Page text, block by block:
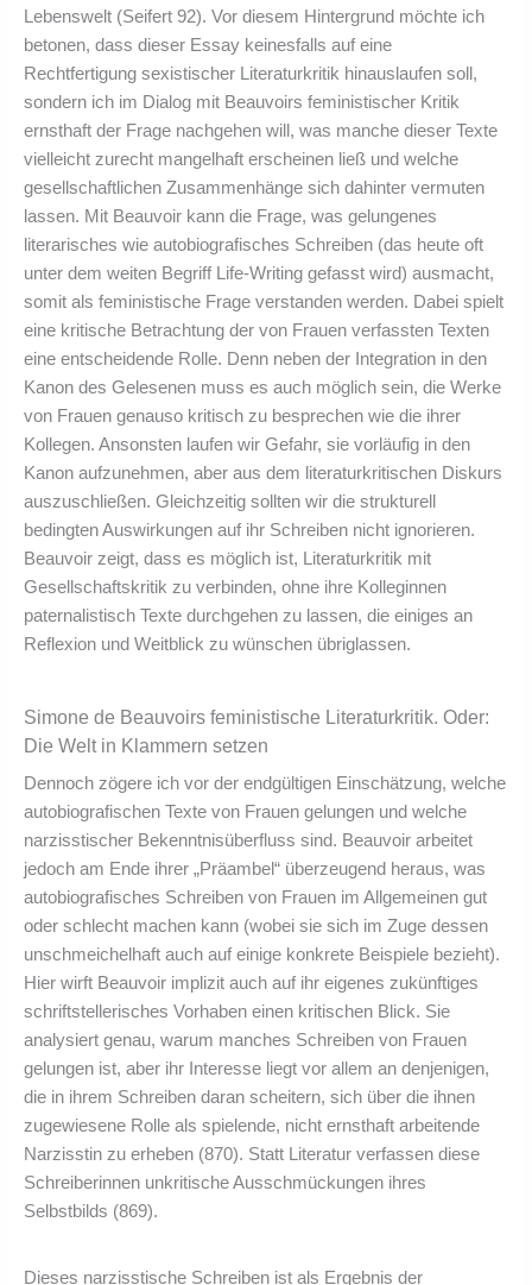
Lebenswelt (Seifert 92). Vor diesem Hintergrund möchte ich
betonen, dass dieser Essay keinesfalls auf eine
Rechtfertigung sexistischer Literaturkritik hinauslaufen soll,
sondern ich im Dialog mit Beauvoirs feministischer Kritik
ernsthaft der Frage nachgehen will, was manche dieser Texte
vielleicht zurecht mangelhaft erscheinen ließ und welche
gesellschaftlichen Zusammenhänge sich dahinter vermuten
lassen. Mit Beauvoir kann die Frage, was gelungenes
literarisches wie autobiografisches Schreiben (das heute oft
unter dem weiten Begriff Life-Writing gefasst wird) ausmacht,
somit als feministische Frage verstanden werden. Dabei spielt
eine kritische Betrachtung der von Frauen verfassten Texten
eine entscheidende Rolle. Denn neben der Integration in den
Kanon des Gelesenen muss es auch möglich sein, die Werke
von Frauen genauso kritisch zu besprechen wie die ihrer
Kollegen. Ansonsten laufen wir Gefahr, sie vorläufig in den
Kanon aufzunehmen, aber aus dem literaturkritischen Diskurs
auszuschließen. Gleichzeitig sollten wir die strukturell
bedingten Auswirkungen auf ihr Schreiben nicht ignorieren.
Beauvoir zeigt, dass es möglich ist, Literaturkritik mit
Gesellschaftskritik zu verbinden, ohne ihre Kolleginnen
paternalistisch Texte durchgehen zu lassen, die einiges an
Reflexion und Weitblick zu wünschen übriglassen.
Simone de Beauvoirs feministische Literaturkritik. Oder:
Die Welt in Klammern setzen
Dennoch zögere ich vor der endgültigen Einschätzung, welche
autobiografischen Texte von Frauen gelungen und welche
narzisstischer Bekenntnisüberfluss sind. Beauvoir arbeitet
jedoch am Ende ihrer „Präambel“ überzeugend heraus, was
autobiografisches Schreiben von Frauen im Allgemeinen gut
oder schlecht machen kann (wobei sie sich im Zuge dessen
unschmeichelhaft auch auf einige konkrete Beispiele bezieht).
Hier wirft Beauvoir implizit auch auf ihr eigenes zukünftiges
schriftstellerisches Vorhaben einen kritischen Blick. Sie
analysiert genau, warum manches Schreiben von Frauen
gelungen ist, aber ihr Interesse liegt vor allem an denjenigen,
die in ihrem Schreiben daran scheitern, sich über die ihnen
zugewiesene Rolle als spielende, nicht ernsthaft arbeitende
Narzisstin zu erheben (870). Statt Literatur verfassen diese
Schreiberinnen unkritische Ausschmückungen ihres
Selbstbilds (869).
Dieses narzisstische Schreiben ist als Ergebnis der